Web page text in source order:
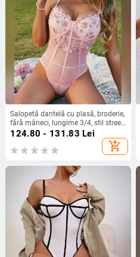
Salopetă dantelă cu plasă, broderie,
fără mâneci, lungime 3/4, stil street
hipster
124.80 - 131.83 Lei
add_shopping_cart